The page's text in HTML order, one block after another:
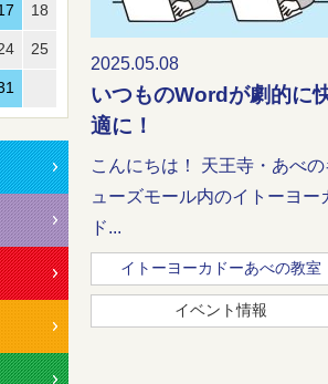
2025.05.08
いつものWordが劇的に
適に！
こんにちは！ 天王寺・あべの
ューズモール内のイトーヨー
ド...
イトーヨーカドーあべの教室
イベント情報
18
25